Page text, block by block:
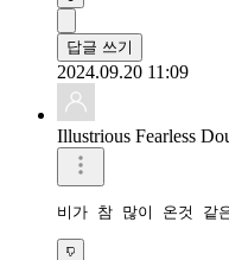
답글 쓰기
2024.09.20 11:09
Illustrious Fearless
비가 참 많이 온것 같